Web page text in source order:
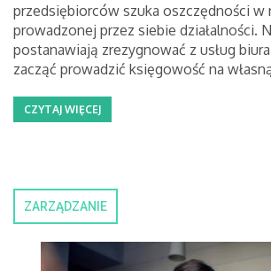
przedsiębiorców szuka oszczędności w
prowadzonej przez siebie działalności.
postanawiają zrezygnować z usług
zacząć prowadzić księgowość na
CZYTAJ WIĘCEJ
ZARZĄDZANIE